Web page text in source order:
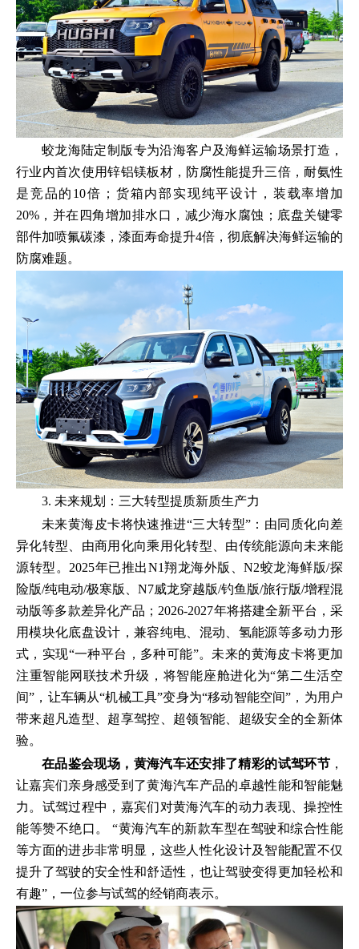
蛟龙海陆定制版专为沿海客户及海鲜运输场景打造，
行业内首次使用锌铝镁板材，防腐性能提升三倍，耐氨性
是竞品的10倍；货箱内部实现纯平设计，装载率增加
20%，并在四角增加排水口，减少海水腐蚀；底盘关键零
部件加喷氟碳漆，漆面寿命提升4倍，彻底解决海鲜运输的
防腐难题。
3. 未来规划：三大转型提质新质生产力
未来黄海皮卡将快速推进“三大转型”：由同质化向差
异化转型、由商用化向乘用化转型、由传统能源向未来能
源转型。2025年已推出N1翔龙海外版、N2蛟龙海鲜版/探
险版/纯电动/极寒版、N7威龙穿越版/钓鱼版/旅行版/增程混
动版等多款差异化产品；2026-2027年将搭建全新平台，采
用模块化底盘设计，兼容纯电、混动、氢能源等多动力形
式，实现“一种平台，多种可能”。未来的黄海皮卡将更加
注重智能网联技术升级，将智能座舱进化为“第二生活空
间”，让车辆从“机械工具”变身为“移动智能空间”，为用户
带来超凡造型、超享驾控、超领智能、超级安全的全新体
验。
在品鉴会现场，黄海汽车还安排了精彩的试驾环节 ，
让嘉宾们亲身感受到了黄海汽车产品的卓越性能和智能魅
力。试驾过程中，嘉宾们对黄海汽车的动力表现、操控性
能等赞不绝口。 “黄海汽车的新款车型在驾驶和综合性能
等方面的进步非常明显，这些人性化设计及智能配置不仅
提升了驾驶的安全性和舒适性，也让驾驶变得更加轻松和
有趣”，一位参与试驾的经销商表示。